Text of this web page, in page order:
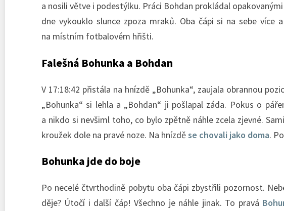
a nosili větve i podestýlku. Práci Bohdan prokládal
dne vykouklo slunce zpoza mraků. Oba čápi si na sebe
na místním fotbalovém hřišti.
Falešná Bohunka a Bohdan
V 17:18:42 přistála na hnízdě „Bohunka“, zaujala obrannou
„Bohunka“ si lehla a „Bohdan“ ji pošlapal záda. Pokus o
a nikdo si nevšiml toho, co bylo zpětně náhle zcela zjevné.
kroužek dole na pravé noze. Na hnízděse chovali jako doma.
Bohunka jde do boje
Po necelé čtvrthodině pobytu oba čápi zbystřili pozornost.
děje? Útočí i další čáp! Všechno je náhle jinak. To pravá